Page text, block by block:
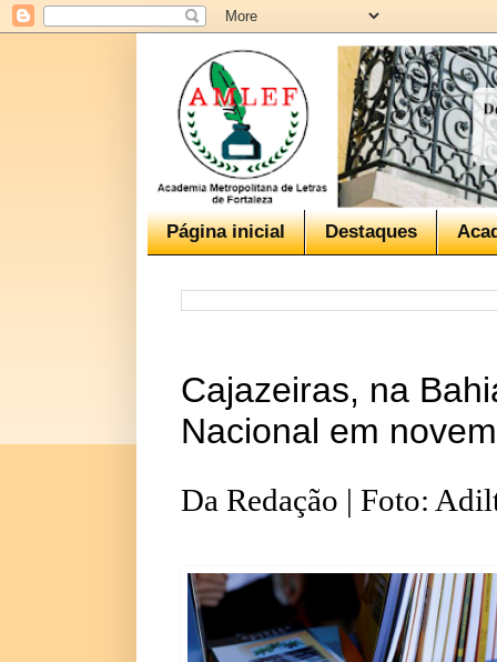
Página inicial Destaques
Cajazeiras, na
Nacional em
Da Redação | Foto: